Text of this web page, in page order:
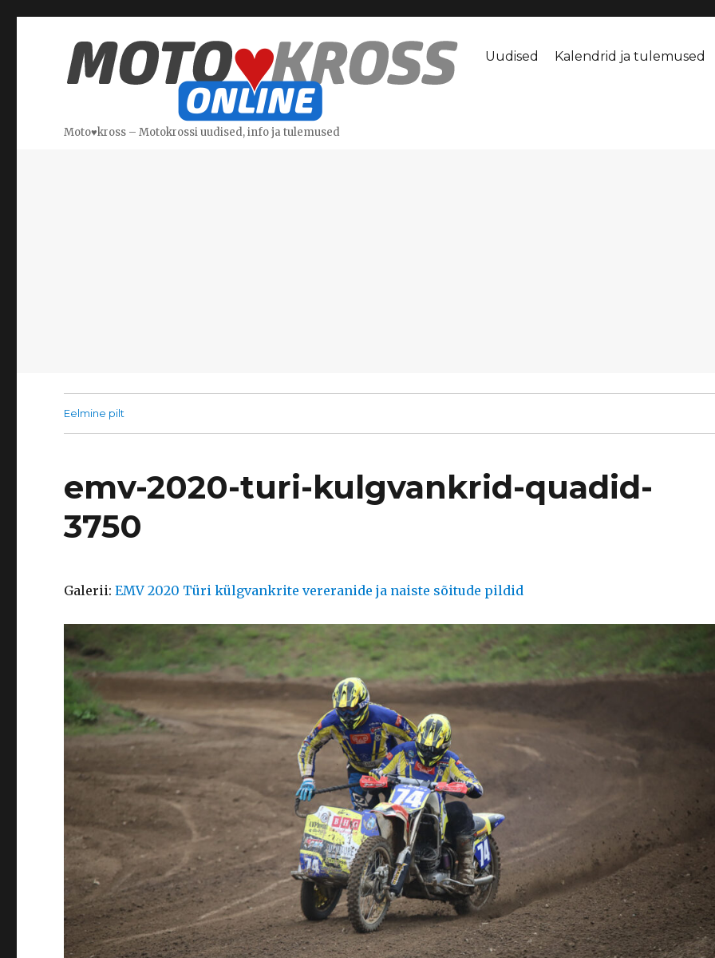
Moto♥kross – Motokrossi uudised, info ja tulemused
Uudised Kalendrid ja tulemused
Eelmine pilt
emv-2020-turi-kulgvankrid-quadid-
3750
Galerii:EMV 2020 Türi külgvankrite vereranide ja naiste sõitude pildid